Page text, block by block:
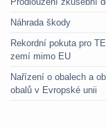
Náhrada škody
Rekordní pokuta pro
zemí mimo EU
Nařízení o obalech a
obalů v Evropské unii